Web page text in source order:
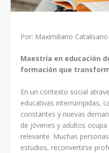
Por: Maximiliano Catalisano
Maestría en educación
formación que
En un contexto social
educativas interrumpidas,
constantes y nuevas
de jóvenes y adultos
relevante. Muchas
estudios, reconvertirse